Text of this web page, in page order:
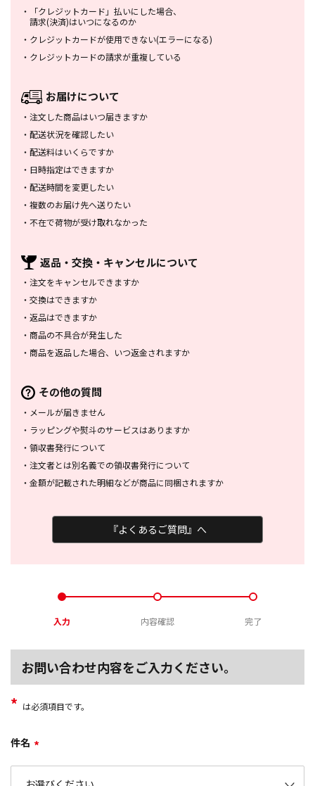
・
「クレジットカード」払いにした場合、
請求(決済)はいつになるのか
・ クレジットカードが使用できない(エラーになる)
・ クレジットカードの請求が重複している
お届けについて
・ 注文した商品はいつ届きますか
・ 配送状況を確認したい
・ 配送料はいくらですか
・ 日時指定はできますか
・ 配送時間を変更したい
・ 複数のお届け先へ送りたい
・ 不在で荷物が受け取れなかった
返品・交換・ キャンセルについて
・ 注文をキャンセルできますか
・ 交換はできますか
・ 返品はできますか
・ 商品の不具合が発生した
・ 商品を返品した場合、 いつ返金されますか
その他の質問
・ メールが届きません
・ ラッピングや熨斗のサービスはありますか
・ 領収書発行について
・ 注文者とは別名義での領収書発行について
・ 金額が記載された明細などが商品に同梱されますか
『よくあるご質問』へ
入力 内容確認 完了
お問い合わせ内容をご入力ください。
* は必須項目です。
件名 *